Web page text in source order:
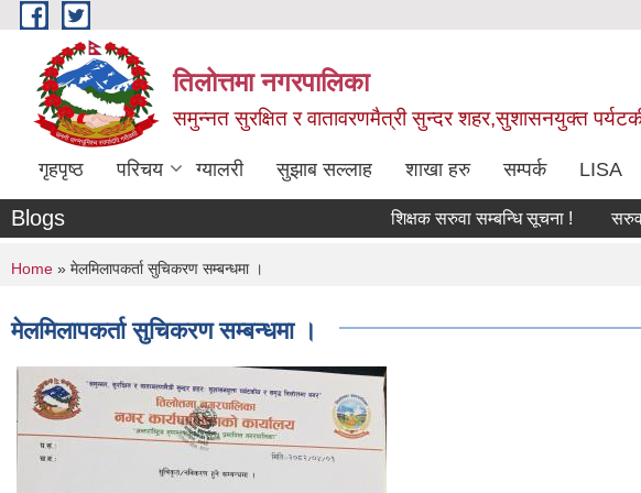
Skip to main content
तिलोत्तमा नगरपालिका
समुन्नत सुरक्षित र वातावरणमैत्री सुन्दर शहर,सुशासनयुक्त
गृहपृष्ठ परिचय ग्यालरी सुझाब सल्लाह शाखा हरु सम्पर्क LISA
Blogs शिक्षक सरुवा सम्बन्धि सूचना ! सरुवा
You are here
Home » मेलमिलापकर्ता सुचिकरण सम्बन्धमा ।
मेलमिलापकर्ता सुचिकरण सम्बन्धमा ।